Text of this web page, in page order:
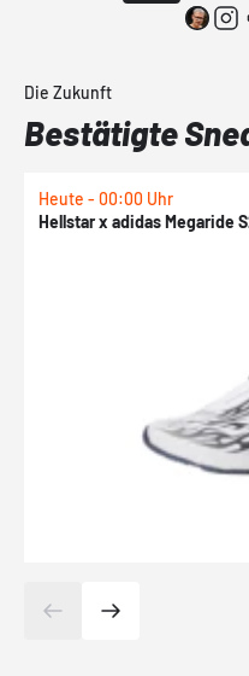
Die Zukunft
Bestätigte
Heute - 00:00 Uhr
Hellstar x adidas Megaride